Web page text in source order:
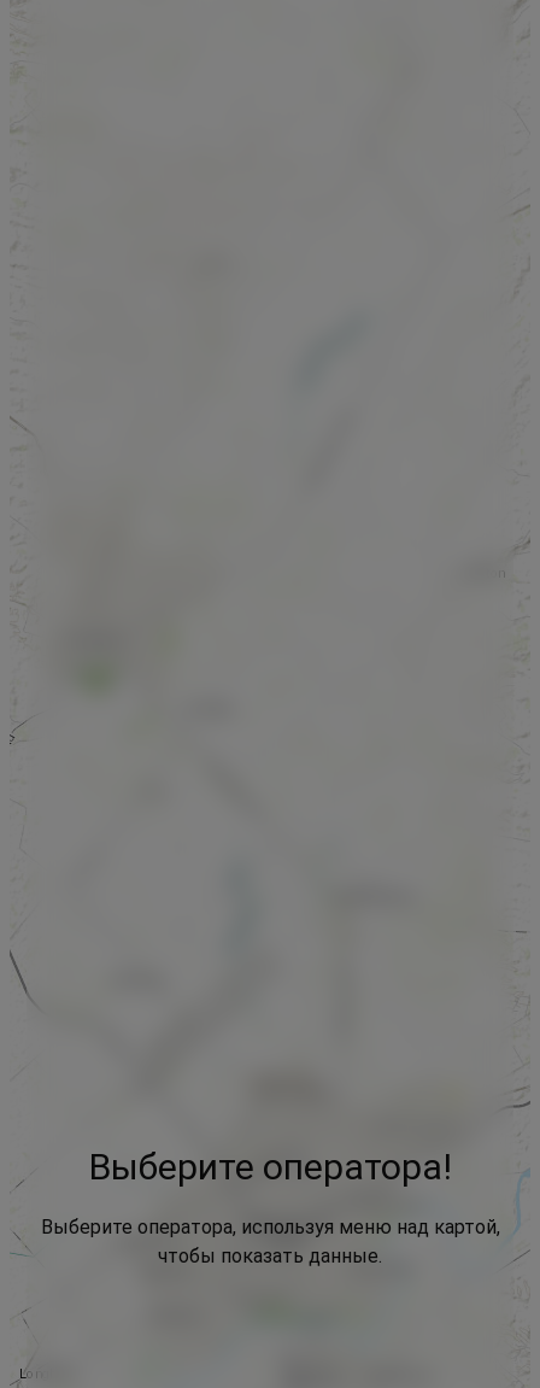
Выберите оператора!
Выберите оператора, используя меню над картой,
чтобы показать данные.